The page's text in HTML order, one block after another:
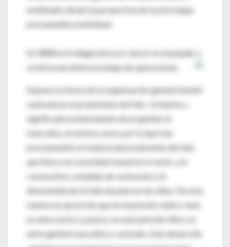
multitudes desde la perspectiva de la psicología
psicoanalítica individual.
1923se le diagnostica un cáncer en el paladar y
se inicia una dolorosa etapa de operaciones.
Expone su teoría de la organización genital infantil
centrada en el predominio del fálo : el interés y
significado predominante de un genital, el
masculino, en ambos sexos por lo que más
precisamente se trataría del predominio del falo,
que lleva a la curiosidad sexual en el varón, y el
consecutivo complejo de castración y la
desmentida de la falta de péne en las niñas. De esta
manera la oposición que en el período sádico-anal
es entre activo y pasivo, en este período fálico es
entre genital masculino y castrado. Este desarrollo